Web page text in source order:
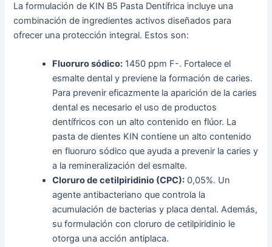
La formulación de KIN B5 Pasta Dentífrica incluye una
combinación de ingredientes activos diseñados para
ofrecer una protección integral. Estos son:
Fluoruro sódico: 1450 ppm F-. Fortalece el
esmalte dental y previene la formación de caries.
Para prevenir eficazmente la aparición de la caries
dental es necesario el uso de productos
dentífricos con un alto contenido en flúor. La
pasta de dientes KIN contiene un alto contenido
en fluoruro sódico que ayuda a prevenir la caries y
a la remineralización del esmalte.
Cloruro de cetilpiridinio (CPC): 0,05%. Un
agente antibacteriano que controla la
acumulación de bacterias y placa dental. Además,
su formulación con cloruro de cetilpiridinio le
otorga una acción antiplaca.